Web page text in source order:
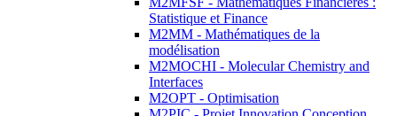
Statistique et Finance
M2MM - Mathématiques de la
modélisation
M2MOCHI - Molecular Chemistry and
Interfaces
M2OPT - Optimisation